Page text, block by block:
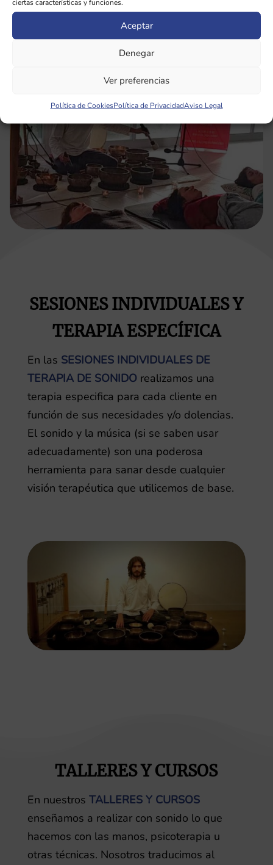
Aceptar
Denegar
Ver preferencias
Política de CookiesPolítica de PrivacidadAviso Legal
SESIONES INDIVIDUALES Y
TERAPIA ESPECÍFICA
En las SESIONES INDIVIDUALES DE
TERAPIA DE SONIDOrealizamos una
terapia especifica para cada cliente en
función de sus necesidades y/o dolencias.
El sonido y la música (si se saben usar
adecuadamente) son una poderosa
herramienta para sanar desde cualquier
visión terapéutica que utilicemos de base.
TALLERES Y CURSOS
En nuestros TALLERES Y CURSOS
enseñamos a realizar con sonido lo que
hacemos con las manos, psicoterapia u
otras técnicas. Nosotros traducimos al